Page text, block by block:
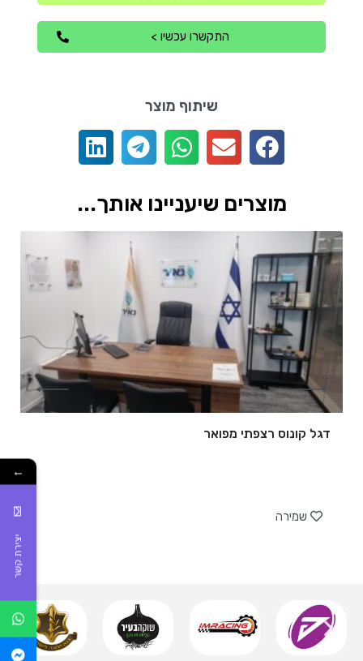
התקשרו עכשיו >
שיתוף מוצר
מוצרים שיעניינו אותך...
דגל קונוס רצפתי מפואר
שמירה
←
יצירת קשר